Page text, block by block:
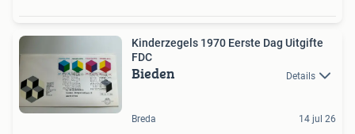
Kinderzegels 1970 Eerste Dag Uitgifte
FDC
Bieden Details
Breda 14 jul 26